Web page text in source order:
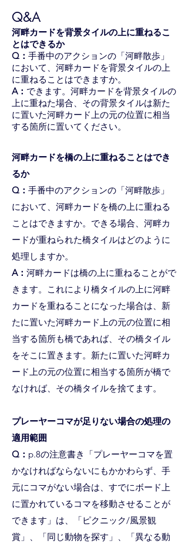
Q&A
河畔カードを背景タイルの上に重ねるこ
とはできるか
Q： 手番中のアクションの「河畔散歩」
において、河畔カードを背景タイルの上
に重ねることはできますか。
A： できます。河畔カードを背景タイルの
上に重ねた場合、その背景タイルは新た
に置いた河畔カード上の元の位置に相当
する箇所に置いてください。
河畔カードを橋の上に重ねることはでき
るか
Q： 手番中のアクションの「河畔散歩」
において、河畔カードを橋の上に重ねる
ことはできますか。できる場合、河畔カ
ードが重ねられた橋タイルはどのように
処理しますか。
A： 河畔カードは橋の上に重ねることがで
きます。これにより橋タイルの上に河畔
カードを重ねることになった場合は、新
たに置いた河畔カード上の元の位置に相
当する箇所も橋であれば、その橋タイル
をそこに置きます。新たに置いた河畔カ
ード上の元の位置に相当する箇所が橋で
なければ、その橋タイルを捨てます。
プレーヤーコマが足りない場合の処理の
適用範囲
Q： p.8の注意書き「プレーヤーコマを置
かなければならないにもかかわらず、手
元にコマがない場合は、すでにボード上
に置かれているコマを移動させることが
できます」は、「ピクニック/風景観
賞」、「同じ動物を探す」、「異なる動